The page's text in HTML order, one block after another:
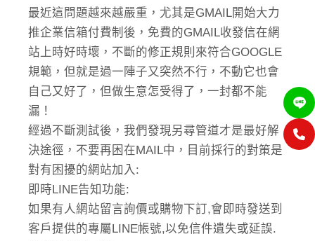
最近這問題越來越嚴重，尤其是GMAIL開始大力
推企業信箱付費制後，免費的GMAIL收發信在網
站上時好時壞，不斷的修正規則來符合GOOGLE
規範，但就是過一陣子又突然不行，不動它也會
自己又好了，但做生意怎受得了，一封都不能
漏！
經過不斷測試後，我們發現另尋管道才是最好解
決途徑，不要再困在MAIL中，目前採行的對策是
對有困擾的網站加入:
即時LINE告知功能:
如果有人網站留言詢價或購物下訂,會即時發送到
客戶提供的專屬LINE帳號,以免信件遺失或延誤.